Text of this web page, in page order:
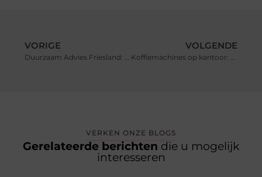
VORIGE
Duurzaam Advies Friesland: Samen op Weg naar een Groenere Toekomst
VOLGENDE
Koffiemachines op kantoor: de brandstof voor een productieve werkdag
VERKEN ONZE BLOGS
Gerelateerde berichten die u mogelijk
interesseren